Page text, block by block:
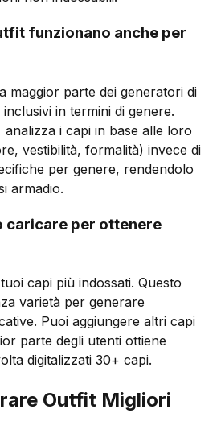
funzionano anche per
maggior parte dei generatori di
in termini di genere.
i capi in base alle loro
vestibilità, formalità) invece di
per genere, rendendolo
armadio.
caricare per ottenere
capi più indossati. Questo
varietà per generare
Puoi aggiungere altri capi
parte degli utenti ottiene
digitalizzati 30+ capi.
Outfit Migliori